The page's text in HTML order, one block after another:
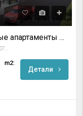
Недавно построенные роскошные апартаменты в Махмутларе, Алания
Mahmutlar, Alanya, Antalya, Akdeniz Bölgesi, 07450, Türkiye
m2:
Детали